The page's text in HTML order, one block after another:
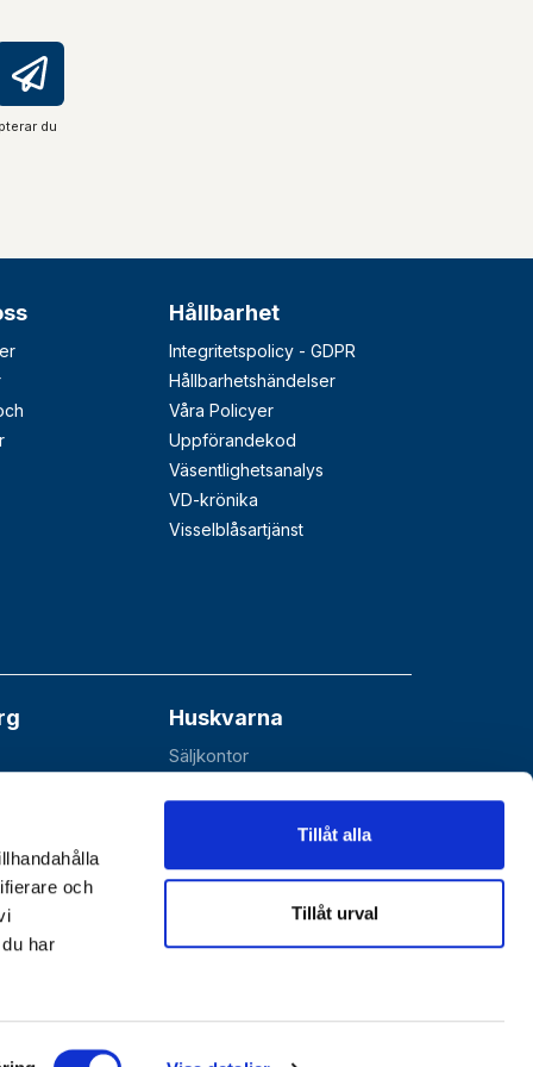
och
har
Tillåt alla
Tillåt urval
du
Hållbarhet
Integritetspolicy - GDPR
Hållbarhetshändelser
Våra Policyer
Uppförandekod
Väsentlighetsanalys
VD-krönika
Visselblåsartjänst
Huskvarna
Säljkontor